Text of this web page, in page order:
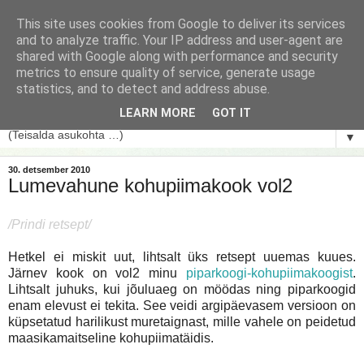
▼
30. detsember 2010
Lumevahune kohupiimakook vol2
/Prindi retsept/
Hetkel ei miskit uut, lihtsalt üks retsept uuemas kuues.
Järnev kook on vol2 minu piparkoogi-kohupiimakoogist.
Lihtsalt juhuks, kui jõuluaeg on möödas ning piparkoogid
enam elevust ei tekita. See veidi argipäevasem versioon on
küpsetatud harilikust muretaignast, mille vahele on peidetud
maasikamaitseline kohupiimatäidis.
This site uses cookies from Google to deliver its services
and to analyze traffic. Your IP address and user-agent are
shared with Google along with performance and security
metrics to ensure quality of service, generate usage
statistics, and to detect and address abuse.
LEARN MORE GOT IT